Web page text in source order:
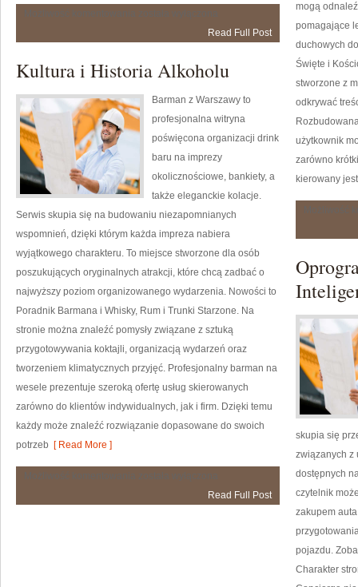
Read Full Post
mogą
pomagające
duchowych
Święte i
stworzone z
odkrywać
użytkownik
zarówno
kierowany
Kultura i Historia Alkoholu
Barman z Warszawy to
profesjonalna witryna
poświęcona organizacji drink
baru na imprezy
okolicznościowe, bankiety, a
także eleganckie kolacje.
Serwis skupia się na budowaniu niezapomnianych
wspomnień, dzięki którym każda impreza nabiera
wyjątkowego charakteru. To miejsce stworzone dla osób
poszukujących oryginalnych atrakcji, które chcą zadbać o
najwyższy poziom organizowanego wydarzenia. Nowości to
Poradnik Barmana i Whisky, Rum i Trunki Starzone. Na
stronie można znaleźć pomysły związane z sztuką
przygotowywania koktajli, organizacją wydarzeń oraz
tworzeniem klimatycznych przyjęć. Profesjonalny barman na
wesele prezentuje szeroką ofertę usług skierowanych
zarówno do klientów indywidualnych, jak i firm. Dzięki temu
każdy może znaleźć rozwiązanie dopasowane do swoich
potrzeb [ Read More ]
Read Full Post
skupia się
związanych z
dostępnych
czytelnik
zakupem
pojazdu.
Charakter